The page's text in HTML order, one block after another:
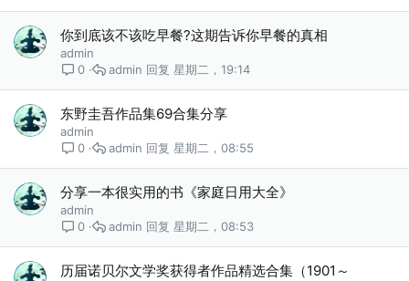
你到底该不该吃早餐?这期告诉你早餐的真相
admin
0
星期二，19:14
admin
东野圭吾作品集69合集分享
admin
0
星期二，08:55
admin
分享一本很实用的书《家庭日用大全》
admin
0
星期二，08:53
admin
历届诺贝尔文学奖获得者作品精选合集（1901～